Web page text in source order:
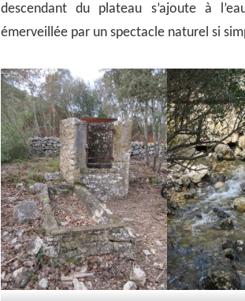
descendant du plateau s’ajoute à
émerveillée par un spectacle naturel si